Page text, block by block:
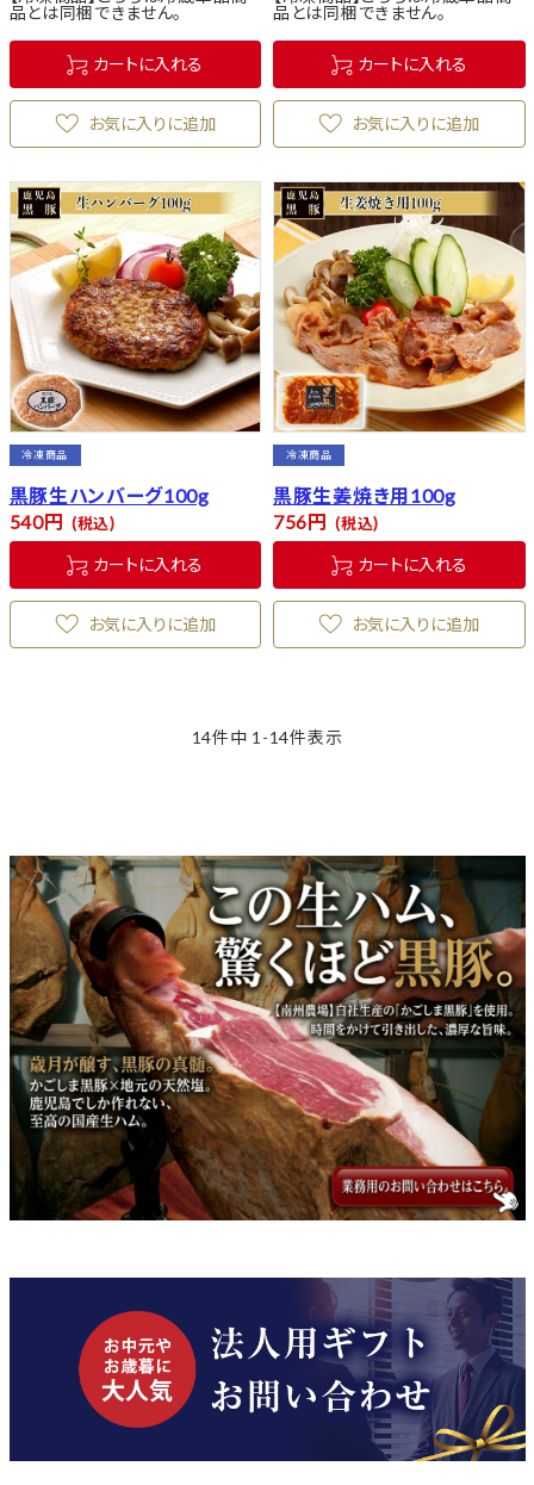
品とは同梱できません。
カートに入れる
お気に入りに追加
品とは同梱できません。
カートに入れる
お気に入りに追加
冷凍商品
黒豚生ハンバーグ100g
540 税込
カートに入れる
お気に入りに追加
冷凍商品
黒豚生姜焼き用100g
756 税込
カートに入れる
お気に入りに追加
14件中 1 -14件表示